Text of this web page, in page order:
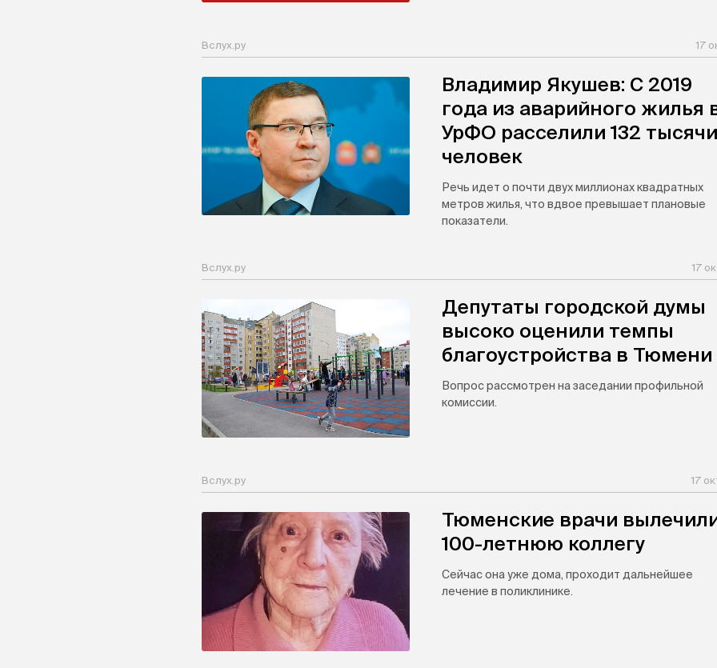
Вслух.ру 17
Владимир Якушев: С 2019
года из аварийного жилья
УрФО расселили 132 тысячи
человек
Речь идет о почти двух миллионах квадратных
метров жилья, что вдвое превышает плановые
показатели.
Вслух.ру 17
Депутаты городской думы
высоко оценили темпы
благоустройства в Тюмени
Вопрос рассмотрен на заседании профильной
комиссии.
Вслух.ру 17
Тюменские врачи
100-летнюю коллегу
Сейчас она уже дома, проходит дальнейшее
лечение в поликлинике.